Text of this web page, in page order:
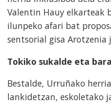
Valentin Hauy elkarteak
ilunpeko afari bat
sentsorial gisa Arotzenia
Tokiko sukalde eta
Bestalde, Urruñako
lankidetzan, eskoletako